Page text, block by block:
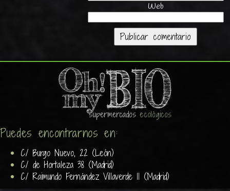
Web
supermercados ecológicos
Puedes encontrarnos en:
C/ Burgo Nuevo, 22 (León)
C/ de Hortaleza 38 (Madrid)
C/ Raimundo Fernández Villaverde 11 (Madrid)